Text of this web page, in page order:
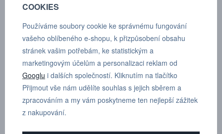
IQSG 160 ES ( D 16 mm, D1
16 mm)
Kat.číslo: IQSG 160 ES
dodáváme do 7 dnů
2 751,00 Kč
IQSG 40 ES ( D 4mm, D1 4
mm)
Kat.číslo: IQSG 40 ES
dodáváme do 7 dnů
353,00 Kč
COOKIES
Používáme soubory cookie ke správnému fungování
vašeho oblíbeného e-shopu, k přizpůsobení obsahu
stránek vašim potřebám, ke statistickým a
marketingovým účelům a personalizaci reklam od
Googlu i dalších společností. Kliknutím na tlačítko
Přijmout vše nám udělíte souhlas s jejich sběrem a
zpracováním a my vám poskytneme ten nejlepší zážitek
z nakupování.